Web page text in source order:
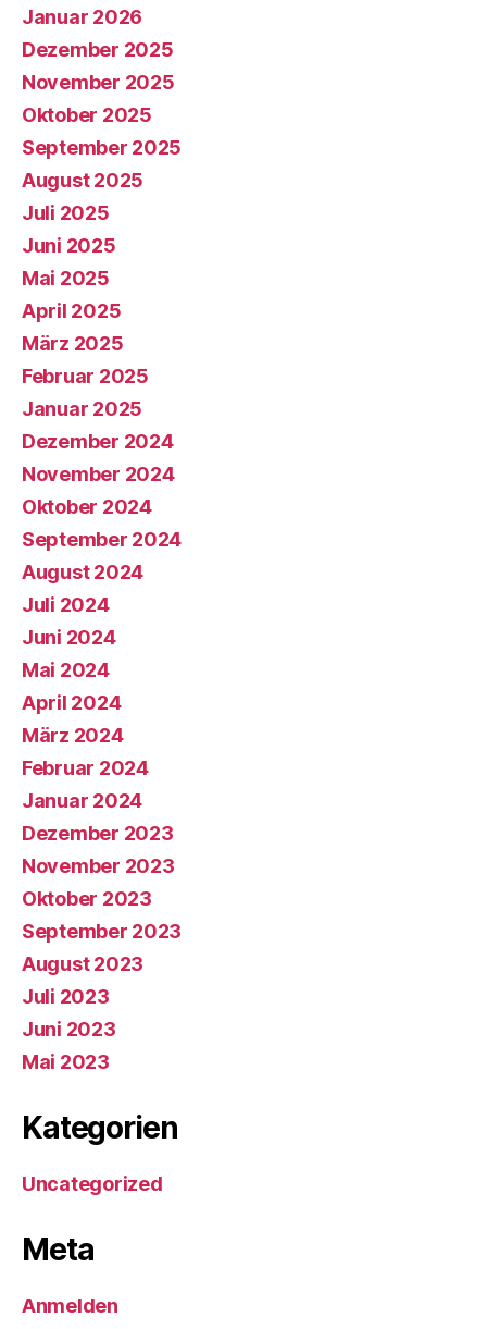
Januar 2026
Dezember 2025
November 2025
Oktober 2025
September 2025
August 2025
Juli 2025
Juni 2025
Mai 2025
April 2025
März 2025
Februar 2025
Januar 2025
Dezember 2024
November 2024
Oktober 2024
September 2024
August 2024
Juli 2024
Juni 2024
Mai 2024
April 2024
März 2024
Februar 2024
Januar 2024
Dezember 2023
November 2023
Oktober 2023
September 2023
August 2023
Juli 2023
Juni 2023
Mai 2023
Kategorien
Uncategorized
Meta
Anmelden